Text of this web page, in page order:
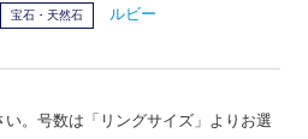
宝石・天然石 ルビー
。号数は「リングサイズ」よりお選